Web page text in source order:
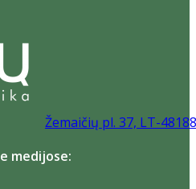
Žemaičių pl. 37, LT-
medijose: